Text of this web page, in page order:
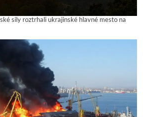
sily roztrhali ukrajinské hlavné mesto na